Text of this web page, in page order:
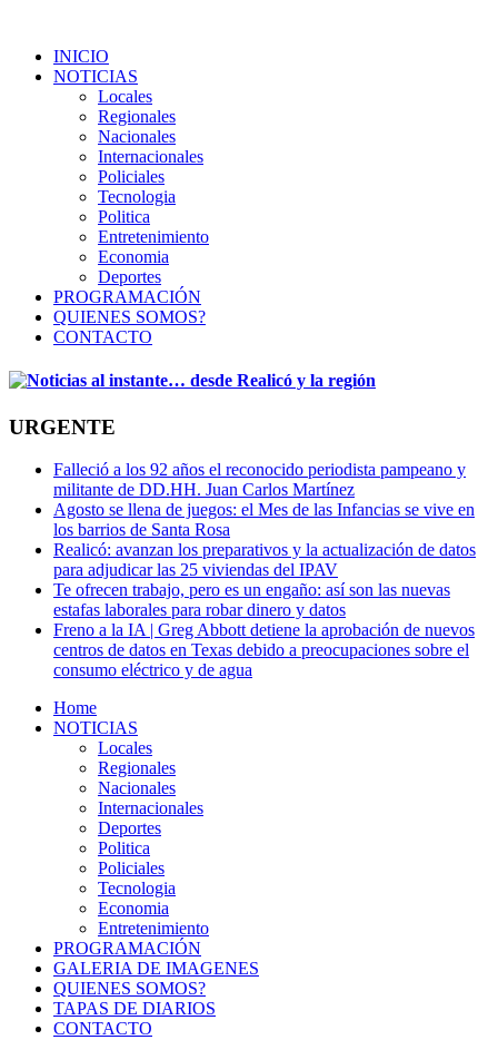
INICIO
NOTICIAS
Locales
Regionales
Nacionales
Internacionales
Policiales
Tecnologia
Politica
Entretenimiento
Economia
Deportes
PROGRAMACIÓN
QUIENES SOMOS?
CONTACTO
URGENTE
Falleció a los 92 años el reconocido periodista pampeano y
militante de DD.HH. Juan Carlos Martínez
Agosto se llena de juegos: el Mes de las Infancias se vive en
los barrios de Santa Rosa
Realicó: avanzan los preparativos y la actualización de datos
para adjudicar las 25 viviendas del IPAV
Te ofrecen trabajo, pero es un engaño: así son las nuevas
estafas laborales para robar dinero y datos
Freno a la IA | Greg Abbott detiene la aprobación de nuevos
centros de datos en Texas debido a preocupaciones sobre el
consumo eléctrico y de agua
Home
NOTICIAS
Locales
Regionales
Nacionales
Internacionales
Deportes
Politica
Policiales
Tecnologia
Economia
Entretenimiento
PROGRAMACIÓN
GALERIA DE IMAGENES
QUIENES SOMOS?
TAPAS DE DIARIOS
CONTACTO